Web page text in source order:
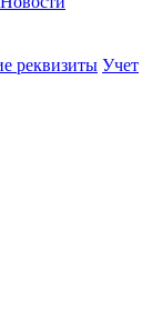
реквизиты Учет